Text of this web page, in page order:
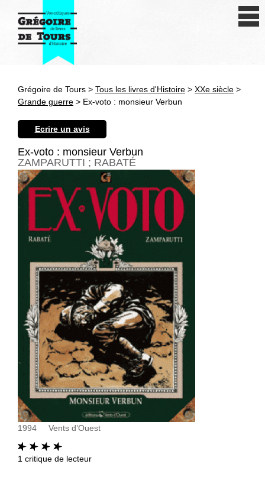
Antiquité
Epoque moderne
Révolution et XIXe siècle
XXe siècle
Autres civilisations
Thématiques
Grégoire de Tours > Tous les livres d'Histoire > XXe siècle >
Grande guerre > Ex-voto : monsieur Verbun
Ecrire un avis
Ex-voto : monsieur Verbun
ZAMPARUTTI ; RABATÉ
1994 Vents d’Ouest
1 critique de lecteur